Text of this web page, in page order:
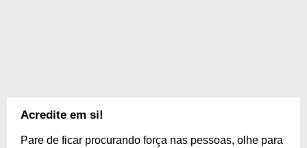
Acredite em si!
Pare de ficar procurando força nas pessoas, olhe para